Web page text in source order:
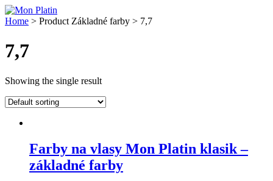
Skip
to
Home > Product Základné farby > 7,7
7,7
Showing the single result
Farby na vlasy Mon Platin klasik –
základné farby